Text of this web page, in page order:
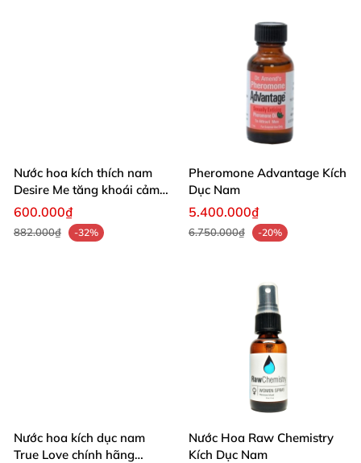
Nước hoa kích thích nam
Desire Me tăng khoái cảm
mạnh mẽ
600.000₫
882.000₫ -32%
Pheromone Advantage Kích
Dục Nam
5.400.000₫
6.750.000₫ -20%
Nước hoa kích dục nam
True Love chính hãng
Nước Hoa Raw Chemistry
Kích Dục Nam